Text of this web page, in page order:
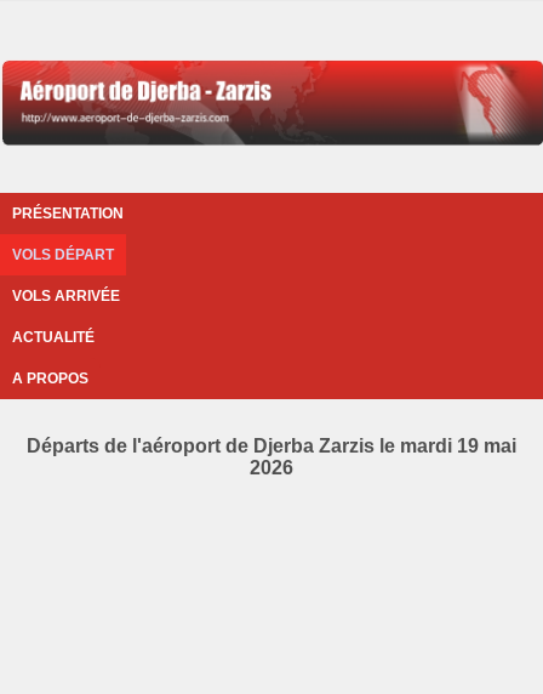
PRÉSENTATION
VOLS DÉPART
VOLS ARRIVÉE
ACTUALITÉ
A PROPOS
Départs de l'aéroport de Djerba Zarzis le mardi 19 mai
2026